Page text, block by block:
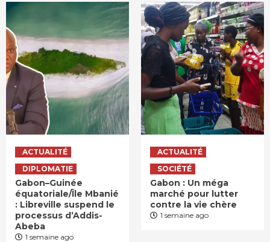
ACTUALITÉ
DIPLOMATIE
Gabon–Guinée
équatoriale/Île Mbanié
: Libreville suspend le
processus d’Addis-
Abeba
1 semaine ago
ACTUALITÉ
SOCIÉTÉ
Gabon : Un méga
marché pour lutter
contre la vie chère
1 semaine ago